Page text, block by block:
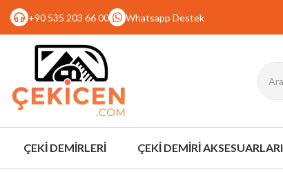
+90 535 203 66 00 Whatsapp Destek
ÇEKİ DEMİRLERİ ÇEKİ DEMİRİ AKSESUARLARI